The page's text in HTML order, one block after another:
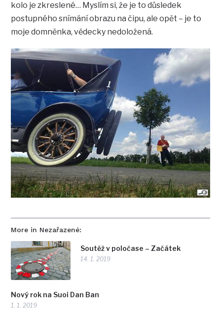
More in Nezařazené:
Soutěž v poločase – Začátek
14. 1. 2019
Nový rok na Suoi Dan Ban
1. 1. 2019
kolo je zkreslené… Myslím si, že je to důsledek
postupného snímání obrazu na čipu, ale opět – je to
moje domněnka, vědecky nedoložená.